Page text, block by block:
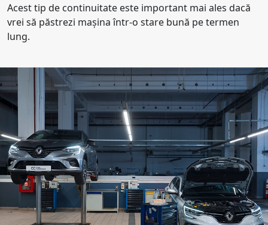
Acest tip de continuitate este important mai ales dacă
vrei să păstrezi mașina într-o stare bună pe termen
lung.